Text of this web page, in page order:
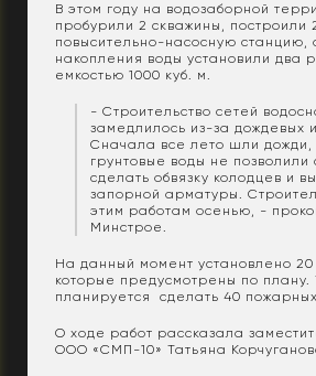
В этом году на водозаборной
пробурили 2 скважины, построили
повысительно-насосную станцию,
накопления воды установили два
емкостью 1000 куб. м.
- Строительство сетей
замедлилось из-за дождевых и
Сначала все лето шли
грунтовые воды не
сделать обвязку колодцев и
запорной арматуры.
этим работам осенью, -
Минстрое.
На данный момент установлено 20
которые предусмотрены по плану.
планируется сделать 40
О ходе работ рассказала
ООО «СМП-10» Татьяна